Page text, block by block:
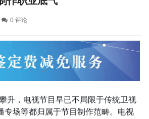
0 评论
升，电视节目早已不局限于传统卫视
专场等都归属于节目制作范畴。电视